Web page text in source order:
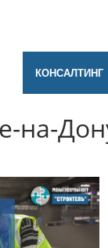
КОНСАЛТИНГ
на-